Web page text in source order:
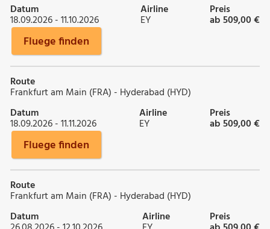
Datum
18.09.2026 - 11.10.2026
Airline
EY
Preis
ab 509,00 €
Fluege finden
Route
Frankfurt am Main (FRA) - Hyderabad (HYD)
Datum
18.09.2026 - 11.11.2026
Airline
EY
Preis
ab 509,00 €
Fluege finden
Route
Frankfurt am Main (FRA) - Hyderabad (HYD)
Datum
Airline Preis